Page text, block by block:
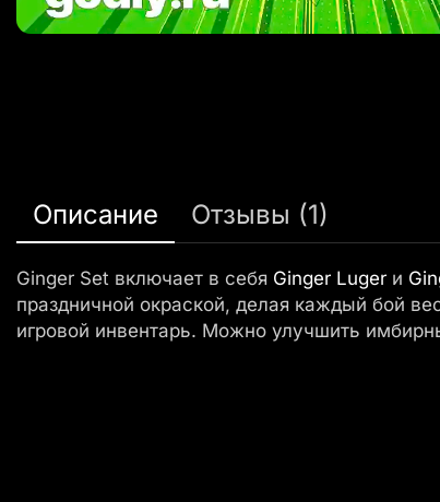
Описание Отзывы (1)
Ginger Set включает в себя Ginger Luger и
праздничной окраской, делая каждый бой
игровой инвентарь. Можно улучшить